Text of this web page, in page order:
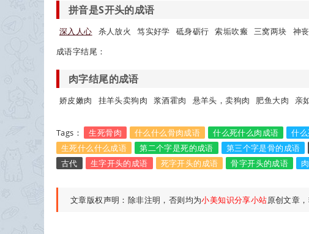
拼音是S开头的成语
深入人心 杀人放火 笃实好学 砥身砺行 索垢吹瘢 三窝两块 神
成语字结尾：
肉字结尾的成语
娇皮嫩肉 挂羊头卖狗肉 浆酒霍肉 悬羊头，卖狗肉 肥鱼大肉 亲
Tags： 生死骨肉 什么什么骨肉成语 什么死什么肉成语 什
生死什么什么成语
第二个字是死的成语 第三个字是骨的成语
古代
生字开头的成语 死字开头的成语 骨字开头的成语
文章版权声明：除非注明，否则均为小美知识分享小站原创文章